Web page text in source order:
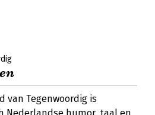
van Tegenwoordig is